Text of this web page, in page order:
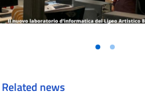
Related news